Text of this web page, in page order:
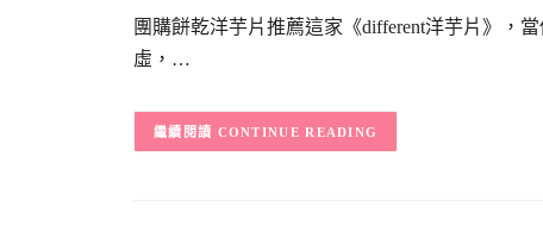
團購餅乾洋芋片推薦這家《different洋芋片》，
虛，…
CONTINUE READING